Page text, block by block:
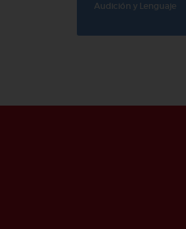
Audición y Lenguaje